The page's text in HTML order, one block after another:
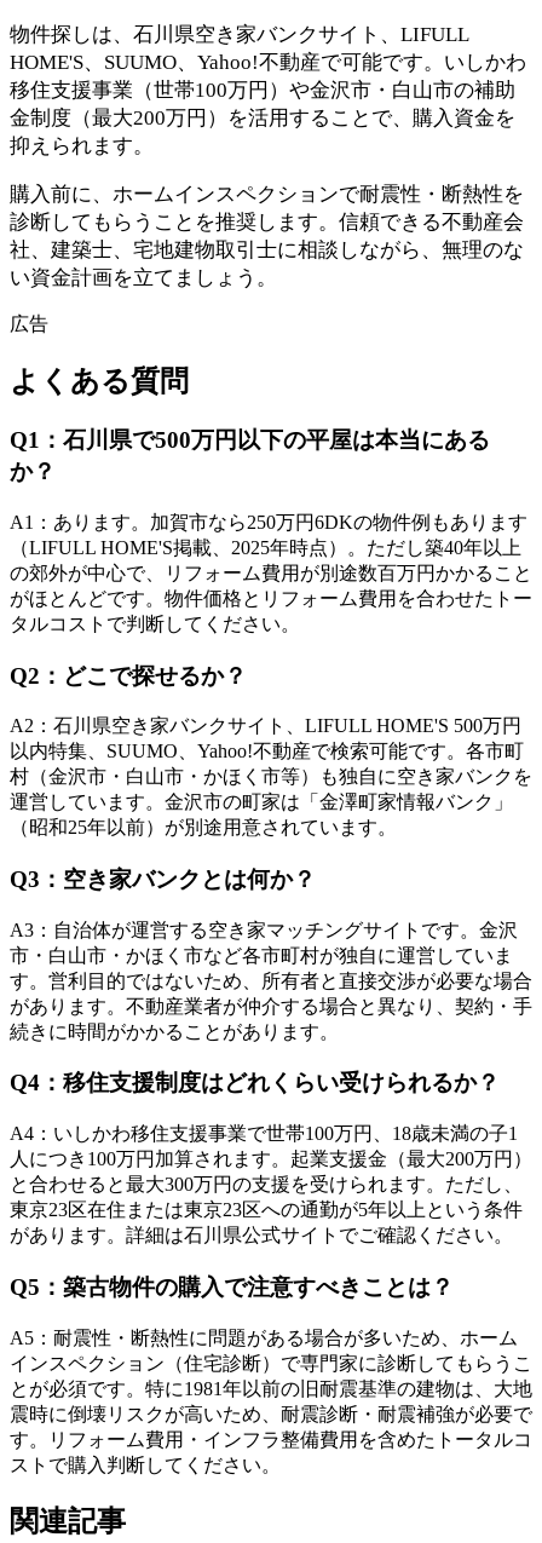
物件探しは、石川県空き家バンクサイト、LIFULL
HOME'S、SUUMO、Yahoo!不動産で可能です。いしかわ
移住支援事業（世帯100万円）や金沢市・白山市の補助
金制度（最大200万円）を活用することで、購入資金を
抑えられます。
購入前に、ホームインスペクションで耐震性・断熱性を
診断してもらうことを推奨します。信頼できる不動産会
社、建築士、宅地建物取引士に相談しながら、無理のな
い資金計画を立てましょう。
広告
よくある質問
Q1 ： 石川県で500万円以下の平屋は本当にある
か？
A1 ： あります。加賀市なら250万円6DKの物件例もあります
（LIFULL HOME'S掲載、2025年時点）。ただし築40年以上
の郊外が中心で、リフォーム費用が別途数百万円かかること
がほとんどです。物件価格とリフォーム費用を合わせたトー
タルコストで判断してください。
Q2 ： どこで探せるか？
A2 ： 石川県空き家バンクサイト、LIFULL HOME'S 500万円
以内特集、SUUMO、Yahoo!不動産で検索可能です。各市町
村（金沢市・白山市・かほく市等）も独自に空き家バンクを
運営しています。金沢市の町家は「金澤町家情報バンク」
（昭和25年以前）が別途用意されています。
Q3 ： 空き家バンクとは何か？
A3 ： 自治体が運営する空き家マッチングサイトです。金沢
市・白山市・かほく市など各市町村が独自に運営していま
す。営利目的ではないため、所有者と直接交渉が必要な場合
があります。不動産業者が仲介する場合と異なり、契約・手
続きに時間がかかることがあります。
Q4 ： 移住支援制度はどれくらい受けられるか？
A4 ： いしかわ移住支援事業で世帯100万円、18歳未満の子1
人につき100万円加算されます。起業支援金（最大200万円）
と合わせると最大300万円の支援を受けられます。ただし、
東京23区在住または東京23区への通勤が5年以上という条件
があります。詳細は石川県公式サイトでご確認ください。
Q5 ： 築古物件の購入で注意すべきことは？
A5 ： 耐震性・断熱性に問題がある場合が多いため、ホーム
インスペクション（住宅診断）で専門家に診断してもらうこ
とが必須です。特に1981年以前の旧耐震基準の建物は、大地
震時に倒壊リスクが高いため、耐震診断・耐震補強が必要で
す。リフォーム費用・インフラ整備費用を含めたトータルコ
ストで購入判断してください。
関連記事